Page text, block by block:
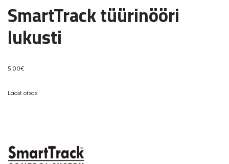
SmartTrack tüürinööri
lukusti
5.00€
Laost otsas